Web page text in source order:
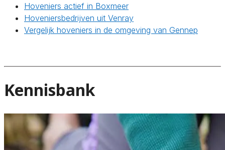
Hoveniers actief in Boxmeer
Hoveniersbedrijven uit Venray
Vergelijk hoveniers in de omgeving van Gennep
Kennisbank